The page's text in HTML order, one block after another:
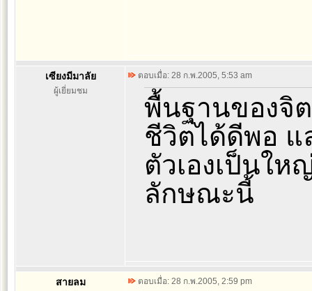
เซียงมีมาลัย
ผู้เยี่ยมชม
ตอบเมื่อ: 28 ก.พ.2005, 5:53 am
พื้นฐานของจิต
ชีวิตได้ดีพอ แ
ตัวเองเป็นใ
ลักษณะนี้
สายลม ตอบเมื่อ: 28 ก.พ.2005, 2:59 pm